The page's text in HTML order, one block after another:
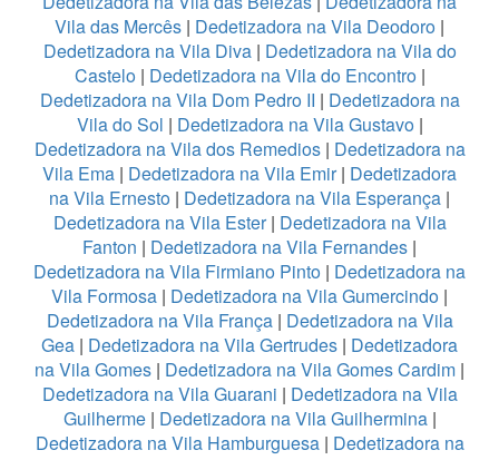
Vila das Mercês | Dedetizadora na Vila Deodoro |
Dedetizadora na Vila Diva| Dedetizadora na Vila do
Castelo| Dedetizadora na Vila do Encontro|
Dedetizadora na Vila Dom Pedro II | Dedetizadora na
Vila do Sol | Dedetizadora na Vila Gustavo|
Dedetizadora na Vila dos Remedios| Dedetizadora na
Vila Ema | Dedetizadora na Vila Emir| Dedetizadora
na Vila Ernesto | Dedetizadora na Vila Esperança |
Dedetizadora na Vila Ester| Dedetizadora na Vila
Fanton | Dedetizadora na Vila Fernandes |
Dedetizadora na Vila Firmiano Pinto | Dedetizadora na
Vila Formosa | Dedetizadora na Vila Gumercindo |
Dedetizadora na Vila França| Dedetizadora na Vila
Gea | Dedetizadora na Vila Gertrudes | Dedetizadora
na Vila Gomes | Dedetizadora na Vila Gomes Cardim |
Dedetizadora na Vila Guarani | Dedetizadora na Vila
Guilherme| Dedetizadora na Vila Guilhermina|
Dedetizadora na Vila Hamburguesa| Dedetizadora na